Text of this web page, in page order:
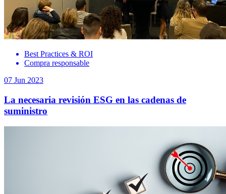
Best Practices & ROI
Compra responsable
07 Jun 2023
La necesaria revisión ESG en las cadenas de
suministro